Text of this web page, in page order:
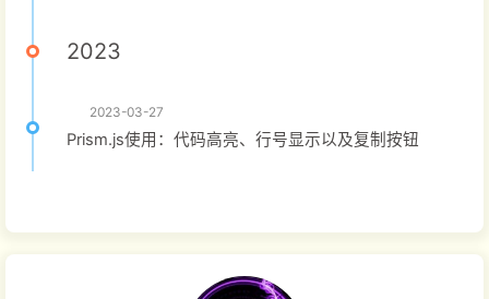
2023
2023-03-27
Prism.js使用：代码高亮、行号显示以及复制按钮